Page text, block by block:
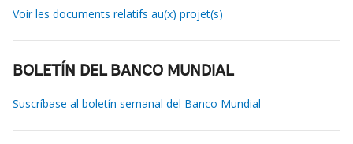
Voir les documents relatifs au(x) projet(s)
BOLETÍN DEL BANCO MUNDIAL
Suscríbase al boletín semanal del Banco Mundial